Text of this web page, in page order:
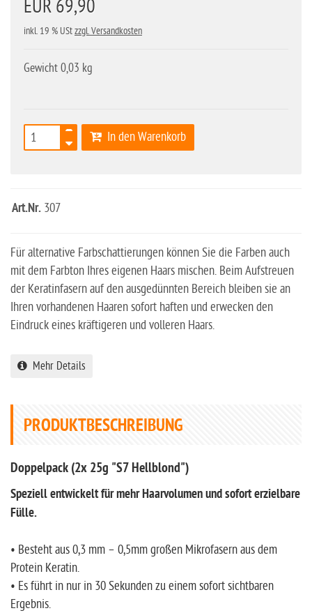
EUR 69,90
inkl. 19 % UStzzgl. Versandkosten
Gewicht 0,03 kg
In den Warenkorb
Art.Nr. 307
Für alternative Farbschattierungen können Sie die Farben auch
mit dem Farbton Ihres eigenen Haars mischen. Beim Aufstreuen
der Keratinfasern auf den ausgedünnten Bereich bleiben sie an
Ihren vorhandenen Haaren sofort haften und erwecken den
Eindruck eines kräftigeren und volleren Haars.
Mehr Details
PRODUKTBESCHREIBUNG
Doppelpack (2x 25g "S7 Hellblond")
Speziell entwickelt für mehr Haarvolumen und sofort erzielbare
Fülle.
• Besteht aus 0,3 mm – 0,5mm großen Mikrofasern aus dem
Protein Keratin.
• Es führt in nur in 30 Sekunden zu einem sofort sichtbaren
Ergebnis.